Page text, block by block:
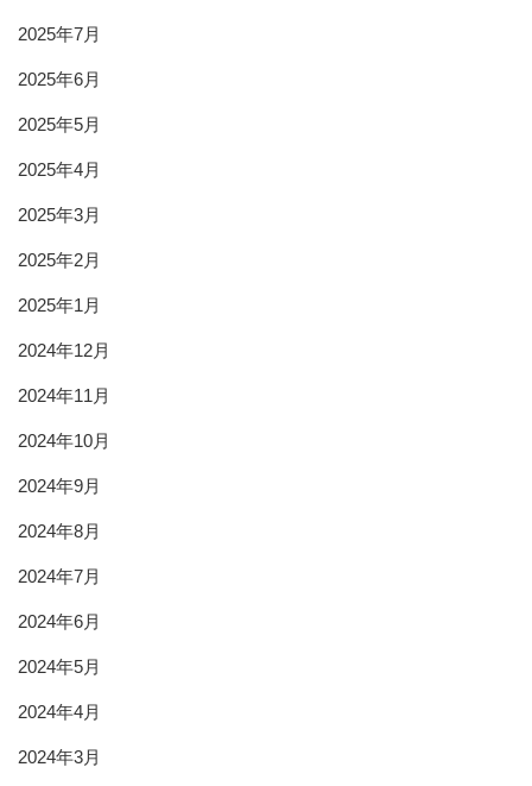
2025年7月
2025年6月
2025年5月
2025年4月
2025年3月
2025年2月
2025年1月
2024年12月
2024年11月
2024年10月
2024年9月
2024年8月
2024年7月
2024年6月
2024年5月
2024年4月
2024年3月